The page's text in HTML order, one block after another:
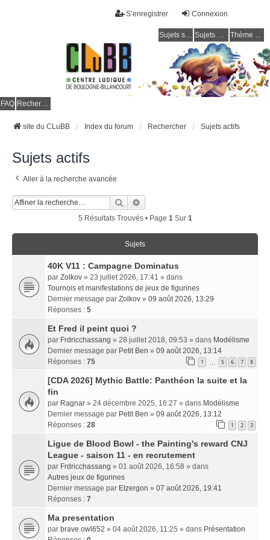
Connexion
S’enregistrer
Sujets sans réponse Sujets actifs Thème clair / foncé
FAQ Rechercher
site du CLuBB Index du forum Rechercher Sujets actifs
Sujets actifs
Aller à la recherche avancée
Rechercher
5 Résultats Trouvés • Page 1Sur 1
Sujets
40K V11 : Campagne Dominatus
par Zolkov » 23 juillet 2026, 17:41 » dans
Tournois et manifestations de jeux de figurines
Dernier message par Zolkov » 09 août 2026, 13:29
Réponses : 5
Et Fred il peint quoi ?
par Frdricchassang » 28 juillet 2018, 09:53 » dans Modélisme
Dernier message par Petit Ben » 09 août 2026, 13:14
Réponses : 75 1 5 6 7 8
[CDA 2026] Mythic Battle: Panthéon la suite et la
fin
par Ragnar » 24 décembre 2025, 16:27 » dans Modélisme
Dernier message par Petit Ben » 09 août 2026, 13:12
Réponses : 28 1 2 3
Ligue de Blood Bowl - the Painting's reward CNJ
League - saison 11 - en recrutement
par Frdricchassang » 01 août 2026, 16:58 » dans
Autres jeux de figurines
Dernier message par Etzergon » 07 août 2026, 19:41
Réponses : 7
Ma presentation
par brave.owl652 » 04 août 2026, 11:25 » dans Présentation